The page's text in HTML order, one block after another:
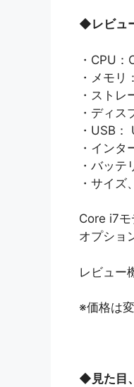
◆レビュ
・CPU
・メモリ
・スト
・ディ
・USB
・イン
・バッテ
・サイ
Core i7モ
オプショ
レビュー
※価格は
◆ 見た目